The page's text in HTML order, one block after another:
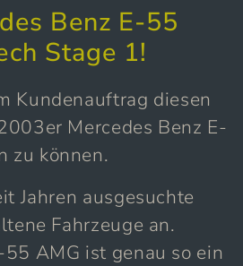
Benz E-55
Stage 1!
Kundenauftrag diesen
Mercedes Benz E-
zu können.
Jahren ausgesuchte
Fahrzeuge an.
AMG ist genau so ein